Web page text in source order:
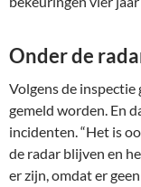
Onder de
Volgens de
gemeld worden. En
incidenten. “Het is
de radar blijven en
er zijn, omdat er